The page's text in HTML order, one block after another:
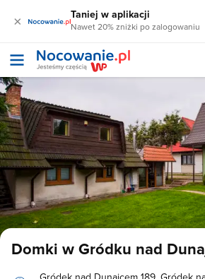
× Taniej w aplikacji
Nawet 20% zniżki po zalogowaniu
Domki w Gródku nad